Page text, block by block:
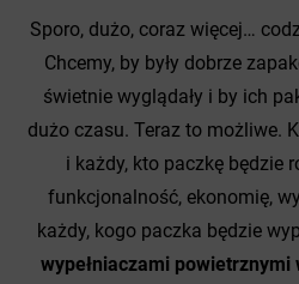
Sporo, dużo, coraz więcej…
Chcemy, by były dobrze
świetnie wyglądały i by ich
dużo czasu. Teraz to możliwe.
i każdy, kto paczkę będzie
funkcjonalność, ekonomię,
każdy, kogo paczka będzie
wypełniaczami